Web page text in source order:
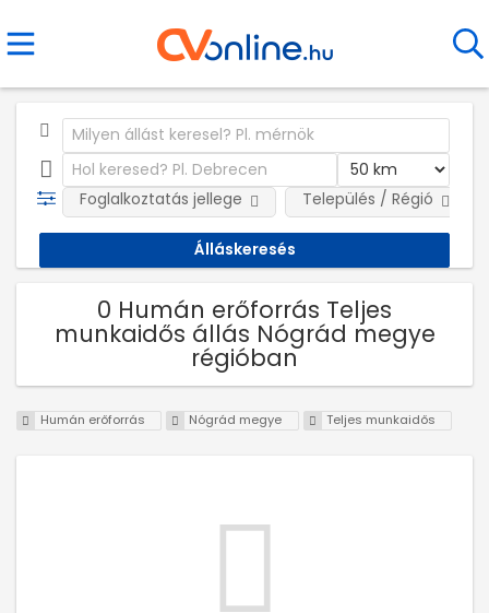
Foglalkoztatás jellege Település / Régió
0 Humán erőforrás Teljes
munkaidős állás Nógrád megye
régióban
Humán erőforrás Nógrád megye Teljes munkaidős